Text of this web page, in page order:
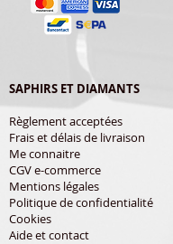
SAPHIRS ET DIAMANTS
Règlement acceptées
Frais et délais de livraison
Me connaitre
CGV e-commerce
Mentions légales
Politique de confidentialité
Cookies
Aide et contact